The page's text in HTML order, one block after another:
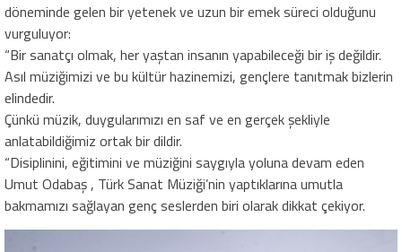
döneminde gelen bir yetenek ve uzun bir emek süreci olduğunu
vurguluyor:
“Bir sanatçı olmak, her yaştan insanın yapabileceği bir iş değildir.
Asıl müziğimizi ve bu kültür hazinemizi, gençlere tanıtmak bizlerin
elindedir.
Çünkü müzik, duygularımızı en saf ve en gerçek şekliyle
anlatabildiğimiz ortak bir dildir.
“Disiplinini, eğitimini ve müziğini saygıyla yoluna devam eden
Umut Odabaş , Türk Sanat Müziği’nin yaptıklarına umutla
bakmamızı sağlayan genç seslerden biri olarak dikkat çekiyor.